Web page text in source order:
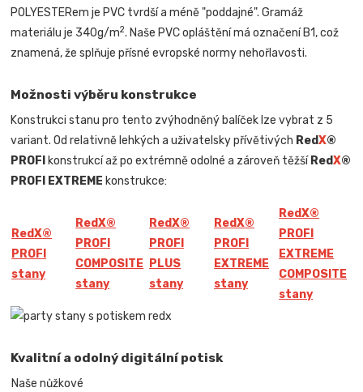
POLYESTERem je PVC tvrdší a méně "poddajné". Gramáž
materiálu je 340g/m2. Naše PVC opláštění má označení B1, což
znamená, že splňuje přísné evropské normy nehořlavosti.
Možnosti výběru konstrukce
Konstrukci stanu pro tento zvýhodněný balíček lze vybrat z 5
variant. Od relativně lehkých a uživatelsky přívětivých RedX®
PROFI konstrukcí až po extrémně odolné a zároveň těžší RedX®
PROFI EXTREME konstrukce:
RedX®
PROFI
stany
RedX®
PROFI
COMPOSITE
stany
RedX®
PROFI
PLUS
stany
RedX®
PROFI
EXTREME
stany
RedX®
PROFI
EXTREME
COMPOSITE
stany
Kvalitní a odolný digitální potisk
Naše nůžkové